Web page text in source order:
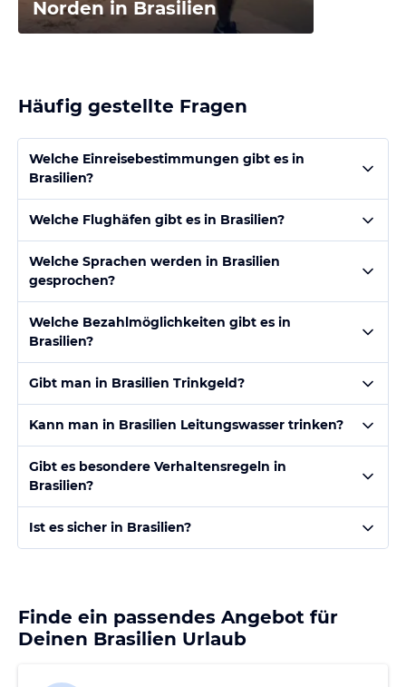
Norden in Brasilien
Häufig gestellte Fragen
Welche Einreisebestimmungen gibt es in
Brasilien?
Welche Flughäfen gibt es in Brasilien?
Welche Sprachen werden in Brasilien
gesprochen?
Welche Bezahlmöglichkeiten gibt es in
Brasilien?
Gibt man in Brasilien Trinkgeld?
Kann man in Brasilien Leitungswasser trinken?
Gibt es besondere Verhaltensregeln in
Brasilien?
Ist es sicher in Brasilien?
Finde ein passendes Angebot für
Deinen Brasilien Urlaub